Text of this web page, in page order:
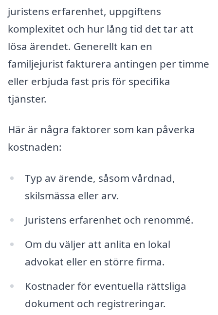
juristens erfarenhet, uppgiftens
komplexitet och hur lång tid det tar att
lösa ärendet. Generellt kan en
familjejurist fakturera antingen per timme
eller erbjuda fast pris för specifika
tjänster.
Här är några faktorer som kan påverka
kostnaden:
Typ av ärende, såsom vårdnad,
skilsmässa eller arv.
Juristens erfarenhet och renommé.
Om du väljer att anlita en lokal
advokat eller en större firma.
Kostnader för eventuella rättsliga
dokument och registreringar.